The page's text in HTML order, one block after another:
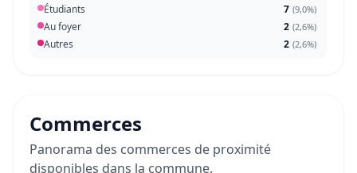
Étudiants 7 (9,0%)
Au foyer 2 (2,6%)
Autres 2 (2,6%)
Commerces
Panorama des commerces de proximité
disponibles dans la commune.